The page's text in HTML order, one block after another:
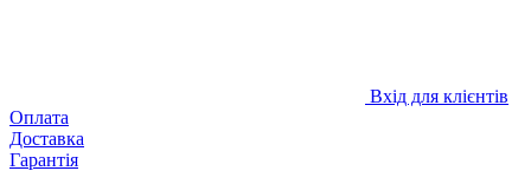
Вхід для клієнтів
Оплата
Доставка
Гарантія